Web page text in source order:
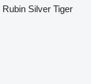
Rubin Silver Tiger